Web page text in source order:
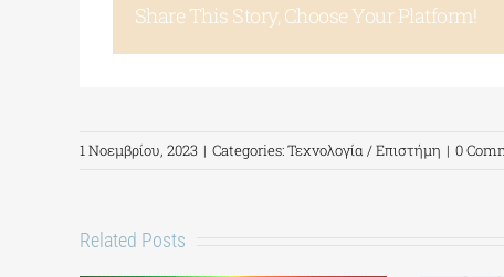
Share This Story, Choose Your Platform!
1 Νοεμβρίου, 2023 | Categories:Τεχνολογία / Επιστήμη | 0
Related Posts